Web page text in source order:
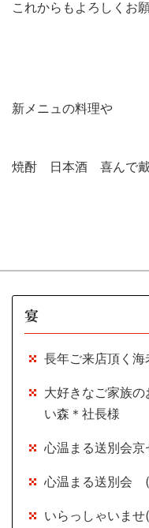
これからもよろしくお
新メニュの料理や
焼酎 日本酒 喜んで戴
宴
長年ご来店頂く
大好きなご家族
い森＊社長様
心温まる送別会
心温まる送別会
いらっしゃいま